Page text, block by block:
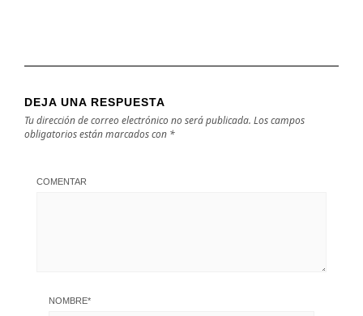
DEJA UNA RESPUESTA
Tu dirección de correo electrónico no será publicada. Los campos
obligatorios están marcados con *
COMENTAR
NOMBRE*